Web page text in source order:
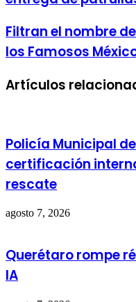
Filtran el nombre
los Famosos
Artículos
Policía Municipal
certificación
rescate
agosto 7, 2026
Querétaro rompe
IA